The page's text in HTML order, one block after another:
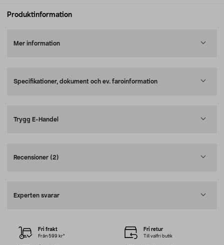
Produktinformation
Mer information
Specifikationer, dokument och ev. faroinformation
Trygg E-Handel
Recensioner (2)
Experten svarar
Fri frakt
Från 599 kr*
Fri retur
Till valfri butik